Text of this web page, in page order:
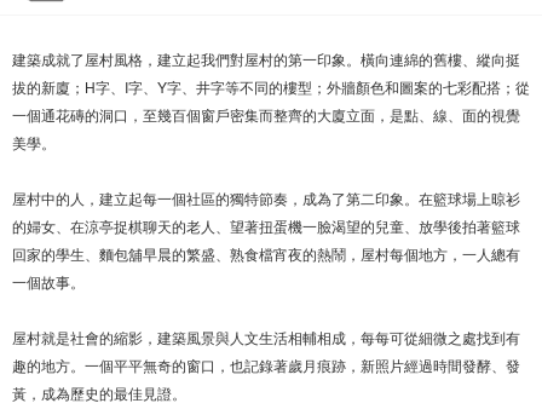
建築成就了屋村風格，建立起我們對屋村的第一印象。橫向連綿的舊樓、縱向挺
拔的新廈；H字、I字、Y字、井字等不同的樓型；外牆顏色和圖案的七彩配搭；從
一個通花磚的洞口，至幾百個窗戶密集而整齊的大廈立面，是點、線、面的視覺
美學。
屋村中的人，建立起每一個社區的獨特節奏，成為了第二印象。在籃球場上晾衫
的婦女、在涼亭捉棋聊天的老人、望著扭蛋機一臉渴望的兒童、放學後拍著籃球
回家的學生、麵包舖早晨的繁盛、熟食檔宵夜的熱鬧，屋村每個地方，一人總有
一個故事。
屋村就是社會的縮影，建築風景與人文生活相輔相成，每每可從細微之處找到有
趣的地方。一個平平無奇的窗口，也記錄著歲月痕跡，新照片經過時間發酵、發
黃，成為歷史的最佳見證。